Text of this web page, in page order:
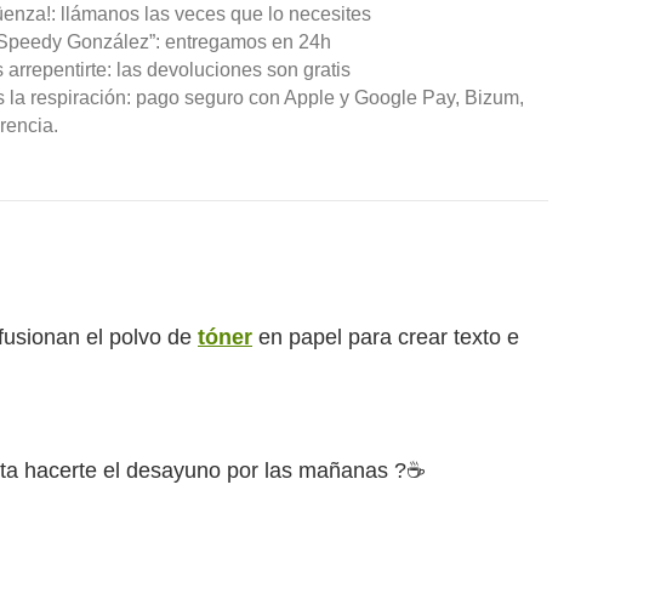
llámanos las veces que lo necesites
González”: entregamos en 24h
arrepentirte: las devoluciones son gratis
la respiración: pago seguro con Apple y Google Pay, Bizum,
el polvo de tóner en papel para crear texto e
hacerte el desayuno por las mañanas ?☕